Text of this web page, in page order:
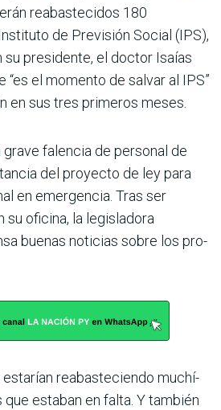
reabaste­cidos 180
de Previsión Social (IPS),
su presidente, el doctor Isaías
“es el momento de salvar al IPS”
en sus tres primeros meses.
falencia de personal de
del proyecto de ley para
en emergen­cia. Tras ser
su oficina, la legisla­dora
buenas noticias sobre los pro­
esta­rían reabasteciendo muchí­
estaban en falta. Y también